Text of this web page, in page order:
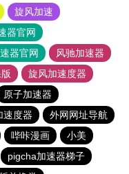
旋风加速
器官网
器官网
风驰加速器
旋风加速度器
原子加速器
速度器
外网网址导航
哔咔漫画
小美
pigcha加速器梯子